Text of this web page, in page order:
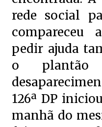
rede social
compareceu
pedir ajuda
o plantão
126ª DP
manhã do